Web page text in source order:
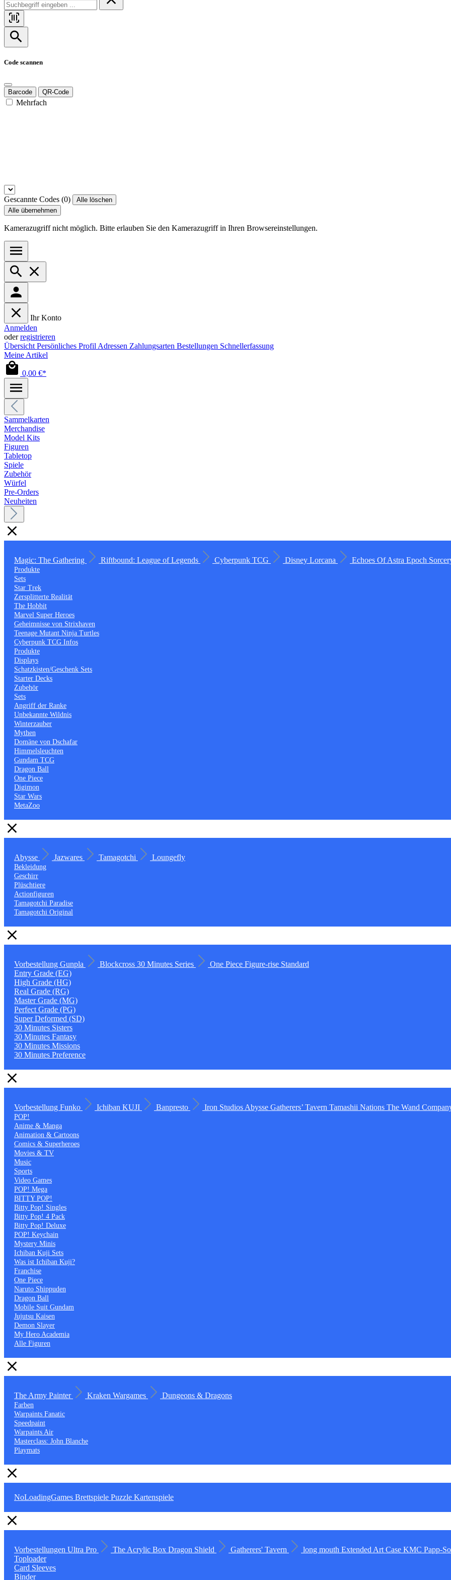
Code scannen
Barcode QR-Code
Mehrfach
Gescannte Codes (0)
Alle löschen
Alle übernehmen
Kamerazugriff nicht möglich. Bitte erlauben Sie den Kamerazugriff in Ihren Browsereinstellungen.
Ihr Konto
Anmelden
oderregistrieren
Übersicht Persönliches Profil Adressen Zahlungsarten Bestellungen Schnellerfassung
Meine Artikel
0,00 €*
Sammelkarten
Merchandise
Model Kits
Figuren
Tabletop
Spiele
Zubehör
Würfel
Pre-Orders
Neuheiten
Magic: The Gathering Riftbound: League of Legends Cyberpunk TCG Disney Lorcana Echoes Of Astra Epoch
Produkte
Sets
Star Trek
Zersplitterte Realität
The Hobbit
Marvel Super Heroes
Geheimnisse von Strixhaven
Teenage Mutant Ninja Turtles
Cyberpunk TCG Infos
Produkte
Displays
Schatzkisten/Geschenk Sets
Starter Decks
Zubehör
Sets
Angriff der Ranke
Unbekannte Wildnis
Winterzauber
Mythen
Domäne von Dschafar
Himmelsleuchten
Gundam TCG
Dragon Ball
One Piece
Digimon
Star Wars
MetaZoo
Abysse Jazwares Tamagotchi Loungefly
Bekleidung
Geschirr
Plüschtiere
Actionfiguren
Tamagotchi Paradise
Tamagotchi Original
Vorbestellung Gunpla Blockcross 30 Minutes Series One Piece Figure-rise Standard
Entry Grade (EG)
High Grade (HG)
Real Grade (RG)
Master Grade (MG)
Perfect Grade (PG)
Super Deformed (SD)
30 Minutes Sisters
30 Minutes Fantasy
30 Minutes Missions
30 Minutes Preference
Vorbestellung Funko Ichiban KUJI Banpresto Iron Studios Abysse Gatherers’ Tavern Tamashii Nations The Wand
POP!
Anime & Manga
Animation & Cartoons
Comics & Superheroes
Movies & TV
Music
Sports
Video Games
POP! Mega
BITTY POP!
Bitty Pop! Singles
Bitty Pop! 4 Pack
Bitty Pop! Deluxe
POP! Keychain
Mystery Minis
Ichiban Kuji Sets
Was ist Ichiban Kuji?
Franchise
One Piece
Naruto Shippuden
Dragon Ball
Mobile Suit Gundam
Jujutsu Kaisen
Demon Slayer
My Hero Academia
Alle Figuren
The Army Painter Kraken Wargames Dungeons & Dragons
Farben
Warpaints Fanatic
Speedpaint
Warpaints Air
Masterclass: John Blanche
Playmats
NoLoadingGames Brettspiele Puzzle Kartenspiele
Vorbestellungen Ultra Pro The Acrylic Box Dragon Shield Gatherers' Tavern long mouth Extended Art Case KMC Papp-
Toploader
Card Sleeves
Binder